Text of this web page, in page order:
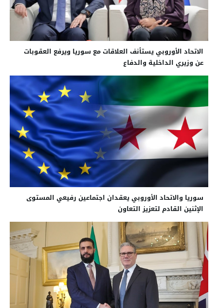
الاتحاد الأوروبي يستأنف العلاقات مع سوريا ويرفع العقوبات
عن وزيري الداخلية والدفاع
سوريا والاتحاد الأوروبي يعقدان اجتماعين رفيعي المستوى
الإثنين القادم لتعزيز التعاون